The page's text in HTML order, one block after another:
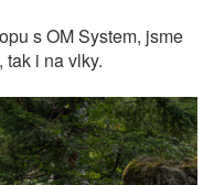
s OM System, jsme
i na vlky.